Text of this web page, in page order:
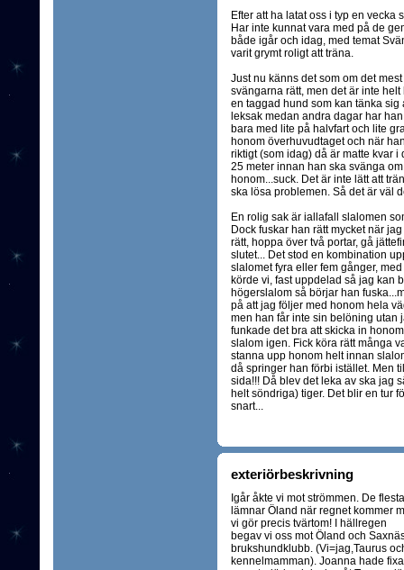
Efter att ha latat oss i typ en
Har inte kunnat vara med på de
både igår och idag, med temat
varit grymt roligt att träna.
Just nu känns det som om det
svängarna rätt, men det är inte
en taggad hund som kan tänka sig
leksak medan andra dagar har
bara med lite på halvfart och lite
honom överhuvudtaget och när
riktigt (som idag) då är matte kvar
25 meter innan han ska svänga
honom...suck. Det är inte lätt att
ska lösa problemen. Så det är väl
En rolig sak är iallafall slalomen
Dock fuskar han rätt mycket när
rätt, hoppa över två portar, gå
slutet... Det stod en kombination
slalomet fyra eller fem gånger,
körde vi, fast uppdelad så jag kan
högerslalom så börjar han
på att jag följer med honom hela
men han får inte sin belöning utan
funkade det bra att skicka in
slalom igen. Fick köra rätt många
stanna upp honom helt innan
då springer han förbi istället. Men
sida!!! Då blev det leka av ska jag
helt söndriga) tiger. Det blir en tur
snart...
exteriörbeskrivning
Igår åkte vi mot strömmen. De flesta
lämnar Öland när regnet kommer
vi gör precis tvärtom! I hällregen
begav vi oss mot Öland och
brukshundklubb. (Vi=jag,Taurus
kennelmamman). Joanna hade